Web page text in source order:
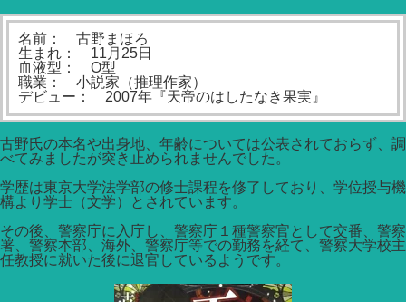
名前： 古野まほろ
生まれ： 11月25日
血液型： O型
職業： 小説家（推理作家）
デビュー： 2007年『天帝のはしたなき果実』
古野氏の本名や出身地、年齢については公表されておらず、調
べてみましたが突き止められませんでした。
学歴は東京大学法学部の修士課程を修了しており、学位授与機
構より学士（文学）とされています。
その後、警察庁に入庁し、警察庁１種警察官として交番、警察
署、警察本部、海外、警察庁等での勤務を経て、警察大学校主
任教授に就いた後に退官しているようです。